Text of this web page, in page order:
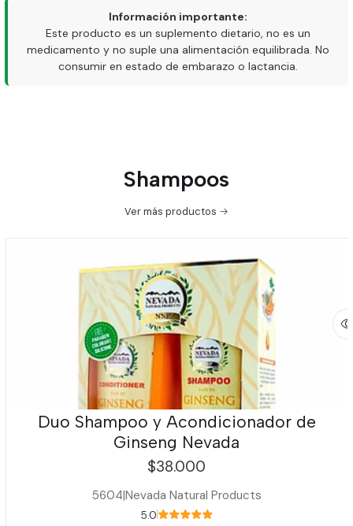
Información importante:
Este producto es un suplemento dietario, no es un
medicamento y no suple una alimentación equilibrada. No
consumir en estado de embarazo o lactancia.
Shampoos
Ver más productos
Duo Shampoo y Acondicionador de
Ginseng Nevada
$38.000
5604|Nevada Natural Products
5.0